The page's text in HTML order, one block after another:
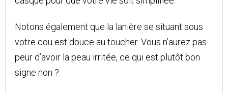
Notons également que la lanière se situant sous
votre cou est douce au toucher. Vous n’aurez pas
peur d’avoir la peau irritée, ce qui est plutôt bon
signe non ?